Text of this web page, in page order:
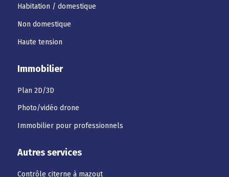
Habitation / domestique
Non domestique
Haute tension
Immobilier
Plan 2D/3D
Photo/vidéo drone
Immobilier pour professionnels
Autres services
Contrôle citerne à mazout